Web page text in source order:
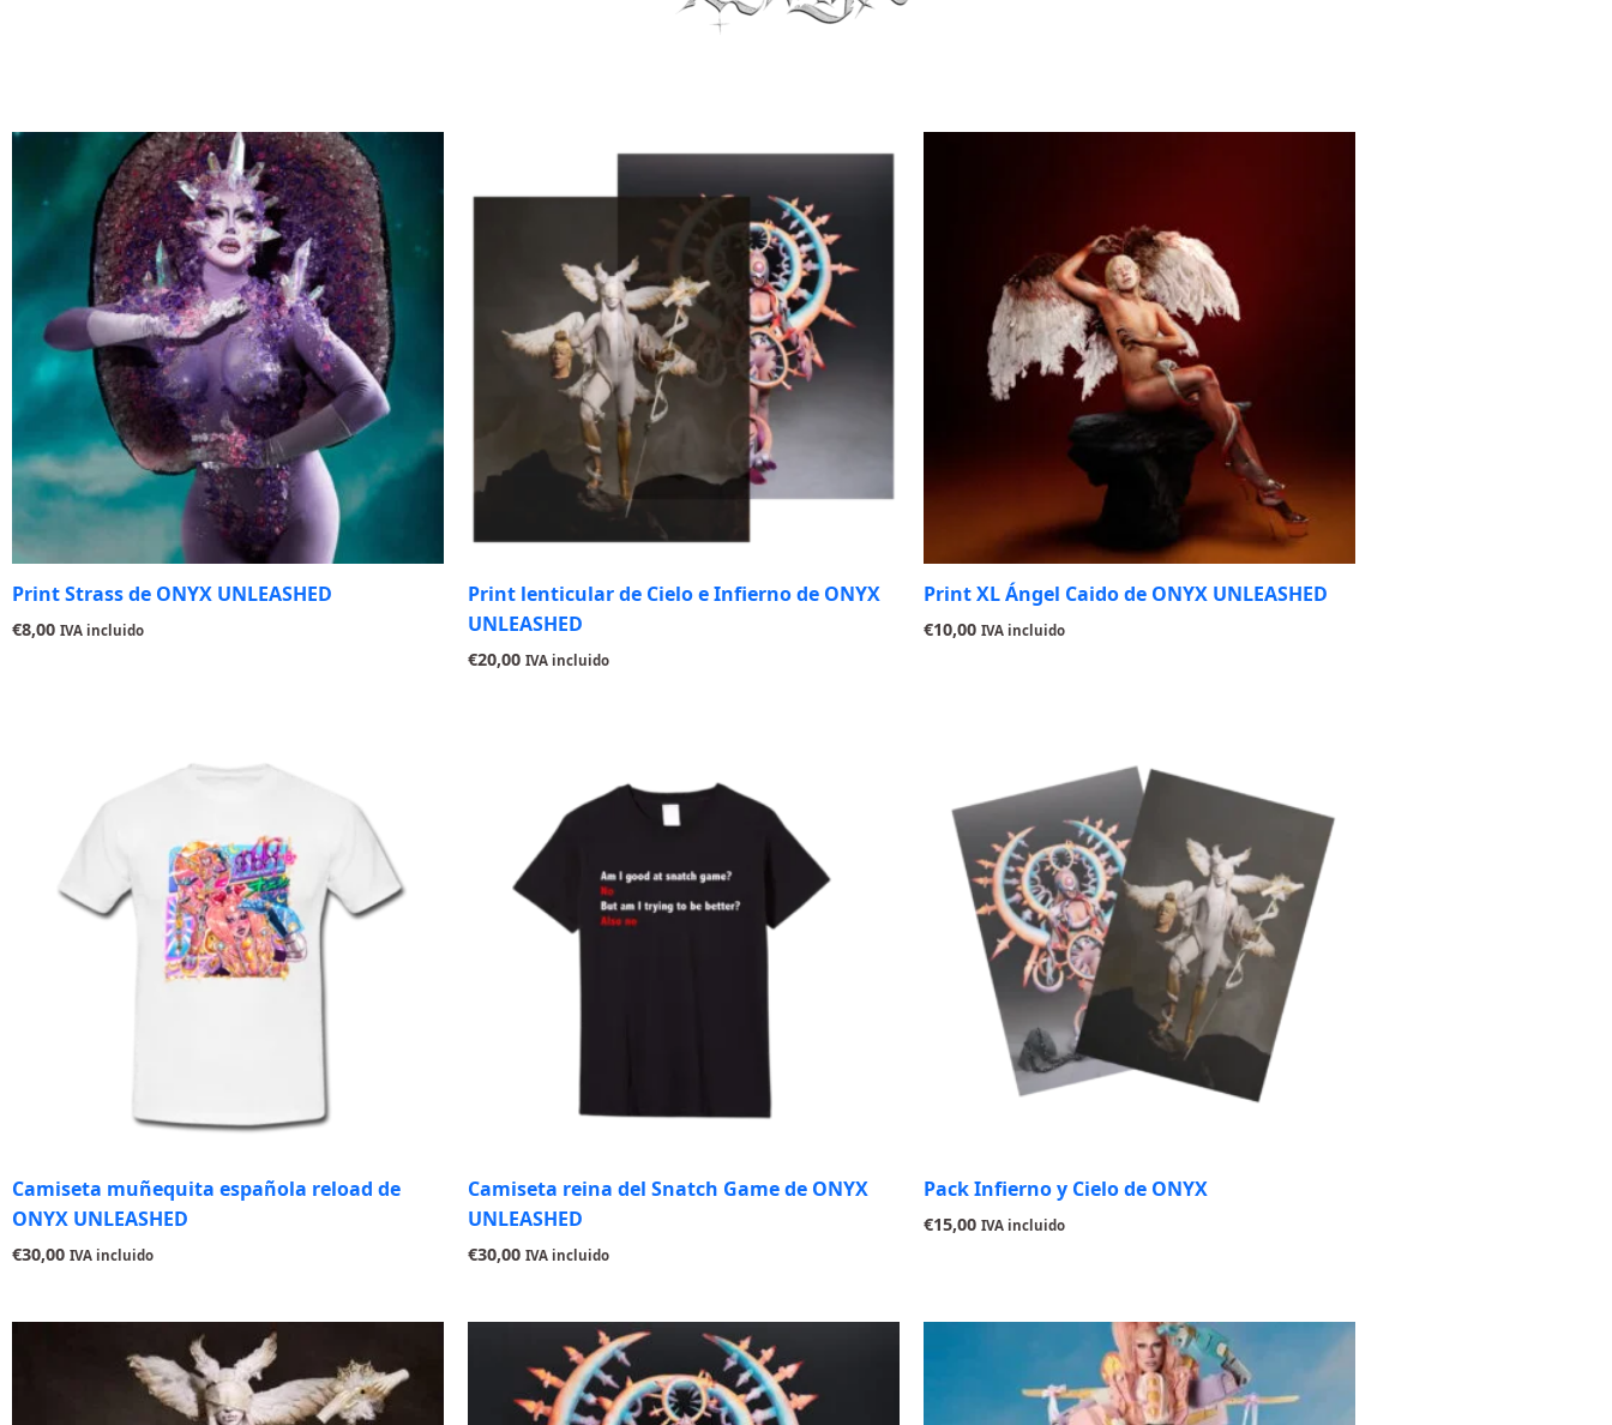
Print Strass de ONYX UNLEASHED
€8,00 IVA incluido
Print lenticular de Cielo e Infierno de ONYX
UNLEASHED
€20,00 IVA incluido
Print XL Ángel Caido de ONYX UNLEASHED
€10,00 IVA incluido
Camiseta muñequita española reload de
ONYX UNLEASHED
€30,00 IVA incluido
Camiseta reina del Snatch Game de ONYX
UNLEASHED
€30,00 IVA incluido
Pack Infierno y Cielo de ONYX
€15,00 IVA incluido